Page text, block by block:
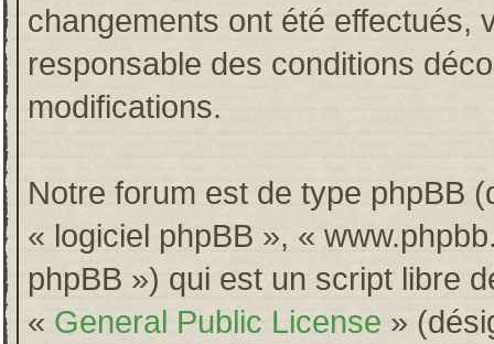
changements ont été effectués,
responsable des conditions
modifications.
Notre forum est de type phpBB
« logiciel phpBB », «
phpBB ») qui est un script libre
« General Public License »